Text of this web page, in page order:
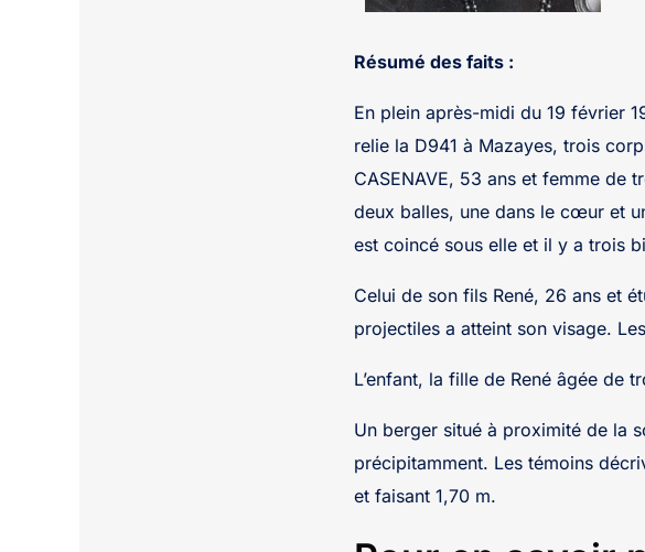
Résumé des faits :
En plein après-midi du 19 février
relie la D941 à Mazayes, trois
CASENAVE, 53 ans et femme de
deux balles, une dans le cœur et
est coincé sous elle et il y a trois
Celui de son fils René, 26 ans et
projectiles a atteint son visage.
L’enfant, la fille de René âgée de
Un berger situé à proximité de la
précipitamment. Les témoins
et faisant 1,70 m.